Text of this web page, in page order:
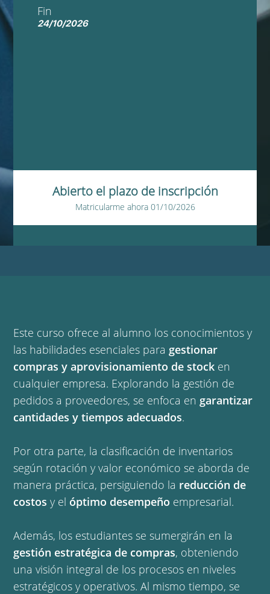
Fin
24/10/2026
Abierto el plazo de inscripción
Matricularme ahora 01/10/2026
Este curso ofrece al alumno los conocimientos y
las habilidades esenciales para gestionar
compras y aprovisionamiento de stock en
cualquier empresa. Explorando la gestión de
pedidos a proveedores, se enfoca en garantizar
cantidades y tiempos adecuados.
Por otra parte, la clasificación de inventarios
según rotación y valor económico se aborda de
manera práctica, persiguiendo la reducción de
costos y el óptimo desempeño empresarial.
Además, los estudiantes se sumergirán en la
gestión estratégica de compras, obteniendo
una visión integral de los procesos en niveles
estratégicos y operativos. Al mismo tiempo, se